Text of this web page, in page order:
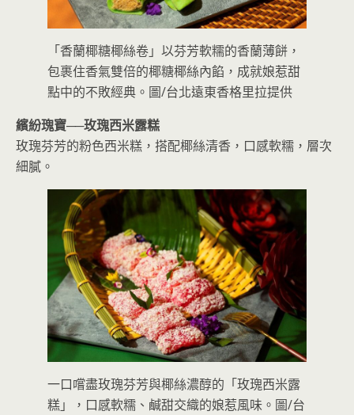
「香蘭椰糖椰絲卷」以芬芳軟糯的香蘭薄餅，
包裹住香氣雙倍的椰糖椰絲內餡，成就娘惹甜
點中的不敗經典。圖/台北遠東香格里拉提供
繽紛瑰寶──玫瑰西米露糕
玫瑰芬芳的粉色西米糕，搭配椰絲清香，口感軟糯，層次
細膩。
一口嚐盡玫瑰芬芳與椰絲濃醇的「玫瑰西米露
糕」，口感軟糯、鹹甜交織的娘惹風味。圖/台